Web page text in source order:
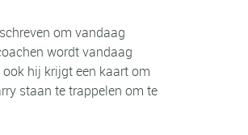
om vandaag
wordt vandaag
hij krijgt een kaart om
staan te trappelen om te